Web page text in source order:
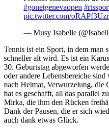
#gonetgenevaopen
pic.twitter.com/
— Musy Isabelle
Tennis ist ein Sport, in dem man
schneller alt wird. Es ist ein
30. Geburtstag abgeworfen
oder andere Lebensbereiche
nach Heimat, Verwurzelung, die
hat es geschafft, all das parallel
Mirka, die ihm den Rücken
Dank der Pausen, die er sich
auch dank etwas Glück.